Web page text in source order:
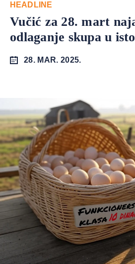
HEADLINE
Vučić za 28. mart
odlaganje skupa u
28. MAR. 2025.